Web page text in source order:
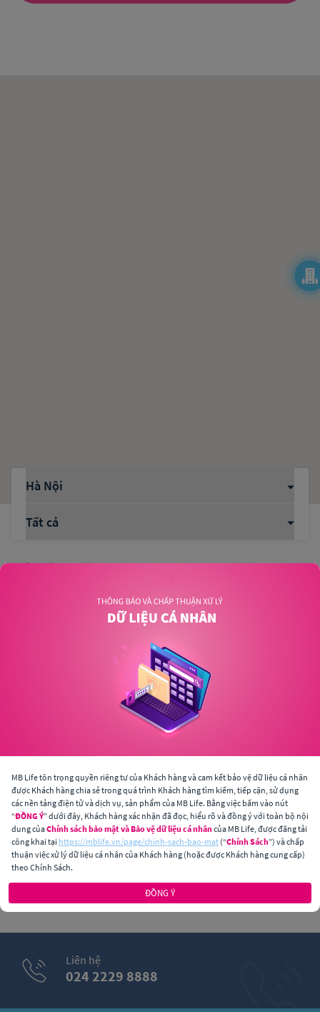
VĂN PHÒNG ĐẠI LÝ
Số 28, đường Nguyệt Quế 25, Vinhomes Riverside the
harmonny, phường Phúc Lợi, thành phố Hà Nội
Văn phòng đại lý - Hà Nội
Thôn Hòa Xá, xã Đồng Phú, huyện Chương Mỹ, Thành phố
VĂN PHÒNG ĐẠI LÝ
Văn phòng đại lý chính thức - Hà Nội
Tầng 12B, Tòa nhà Coninco, số 4 Tôn Thất Tùng, Kim Liên,
Đống Đa, Hà Nội
Tầng 15, Tòa nhà 21 Cát Linh, phường Cát Linh, quận Đống
Đa, Hà Nội
Liên hệ
024 2229 8888
MB Life tôn trọng quyền riêng tư của Khách hàng và cam kết bảo vệ dữ liệu cá nhân
được Khách hàng chia sẻ trong quá trình Khách hàng tìm kiếm, tiếp cận, sử dụng
các nền tảng điện tử và dịch vụ, sản phẩm của MB Life. Bằng việc bấm vào nút
“ĐỒNG Ý” dưới đây, Khách hàng xác nhận đã đọc, hiểu rõ và đồng ý với toàn bộ nội
dung củaChính sách bảo mật và Bảo vệ dữ liệu cá nhâncủa MB Life, được đăng tải
công khai tại https://mblife.vn/page/chinh-sach-bao-mat (“Chính Sách”) và chấp
thuận việc xử lý dữ liệu cá nhân của Khách hàng (hoặc được Khách hàng cung cấp)
theo Chính Sách.
ĐỒNG Ý